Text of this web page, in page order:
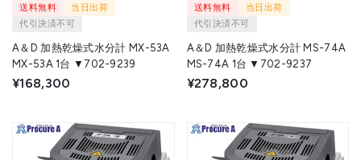
送料無料
当日出荷
代引決済不可
A＆D 加熱乾燥式水分計 MX-53A
MX-53A 1台 ▼702-9239
¥168,300
送料無料
当日出荷
代引決済不可
A＆D 加熱乾燥式水分計 MS-74A
MS-74A 1台 ▼702-9237
¥278,800